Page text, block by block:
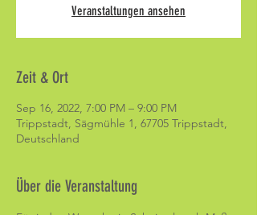
Veranstaltungen ansehen
Zeit & Ort
Sep 16, 2022, 7:00 PM – 9:00 PM
Trippstadt, Sägmühle 1, 67705 Trippstadt,
Deutschland
Über die Veranstaltung